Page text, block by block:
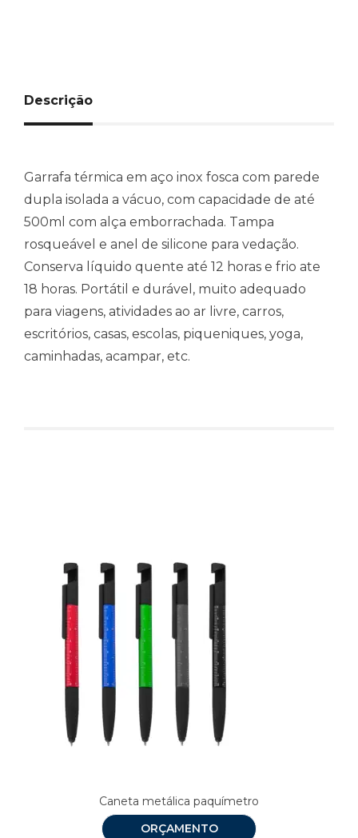
Descrição
Garrafa térmica em aço inox fosca com parede
dupla isolada a vácuo, com capacidade de até
500ml com alça emborrachada. Tampa
rosqueável e anel de silicone para vedação.
Conserva líquido quente até 12 horas e frio ate
18 horas. Portátil e durável, muito adequado
para viagens, atividades ao ar livre, carros,
escritórios, casas, escolas, piqueniques, yoga,
caminhadas, acampar, etc.
Caneta metálica paquímetro
ORÇAMENTO